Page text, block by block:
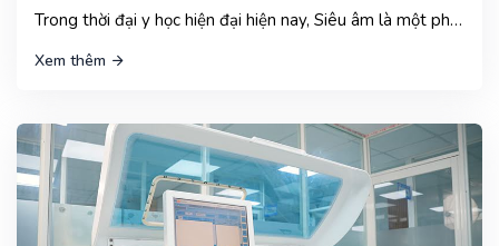
Trong thời đại y học hiện đại hiện nay, Siêu âm là một phương pháp chẩn đoán hình ảnh không thể thiếu
Xem thêm